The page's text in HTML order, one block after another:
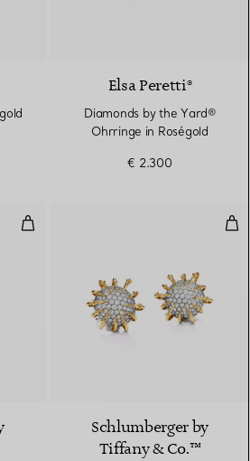
Elsa Peretti®
Diamonds by the Yard®
Ohrringe in Roségold
€ 2.300
Ohrclips mit drei Blättern
Schlumberger by
Tiffany & Co.™